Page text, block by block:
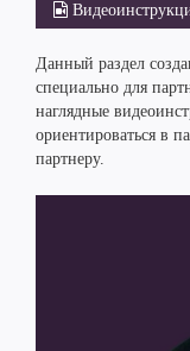
Данный раздел
специально для
наглядные
ориентироваться в
партнеру.